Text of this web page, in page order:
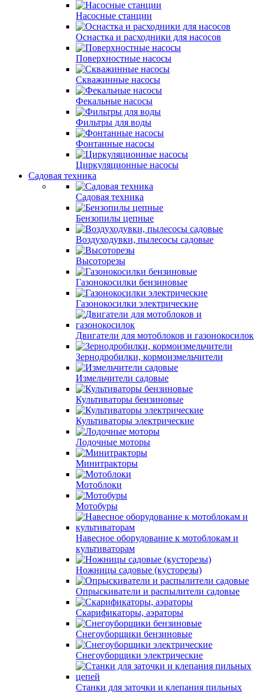
Насосные станции
Оснастка и расходники для насосов
Поверхностные насосы
Скважинные насосы
Фекальные насосы
Фильтры для воды
Фонтанные насосы
Циркуляционные насосы
Садовая техника
Садовая техника
Бензопилы цепные
Воздуходувки, пылесосы садовые
Высоторезы
Газонокосилки бензиновые
Газонокосилки электрические
Двигатели для мотоблоков и газонокосилок
Зернодробилки, кормоизмельчители
Измельчители садовые
Культиваторы бензиновые
Культиваторы электрические
Лодочные моторы
Минитракторы
Мотоблоки
Мотобуры
Навесное оборудование к мотоблокам и
культиваторам
Ножницы садовые (кусторезы)
Опрыскиватели и распылители садовые
Скарификаторы, аэраторы
Снегоуборщики бензиновые
Снегоуборщики электрические
Станки для заточки и клепания пильных